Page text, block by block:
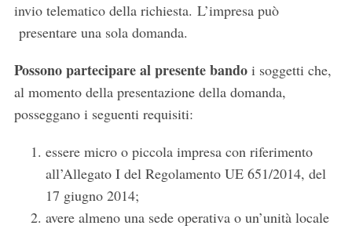
invio telematico della richiesta. L’impresa può
presentare una sola domanda.
Possono partecipare al presente bandoi soggetti che,
al momento della presentazione della domanda,
posseggano i seguenti requisiti:
essere micro o piccola impresa con riferimento
all’Allegato I del Regolamento UE 651/2014, del
17 giugno 2014;
avere almeno una sede operativa o un’unità locale